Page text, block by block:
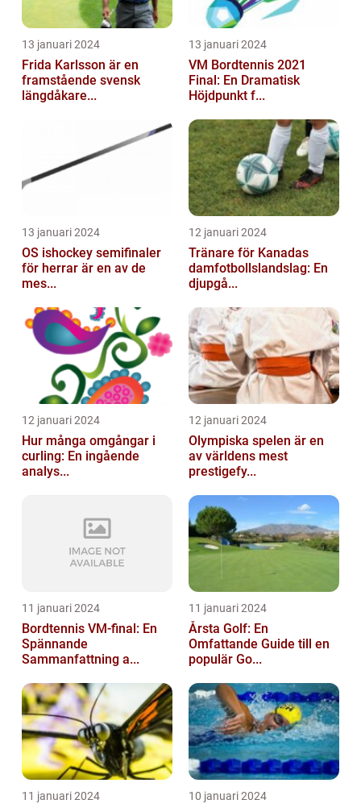
13 januari 2024
Frida Karlsson är en
framstående svensk
längdåkare...
13 januari 2024
VM Bordtennis 2021
Final: En Dramatisk
Höjdpunkt f...
13 januari 2024
OS ishockey semifinaler
för herrar är en av de
mes...
12 januari 2024
Tränare för Kanadas
damfotbollslandslag: En
djupgå...
12 januari 2024
Hur många omgångar i
curling: En ingående
analys...
12 januari 2024
Olympiska spelen är en
av världens mest
prestigefy...
11 januari 2024
Bordtennis VM-final: En
Spännande
Sammanfattning a...
11 januari 2024
Årsta Golf: En
Omfattande Guide till en
populär Go...
11 januari 2024 10 januari 2024